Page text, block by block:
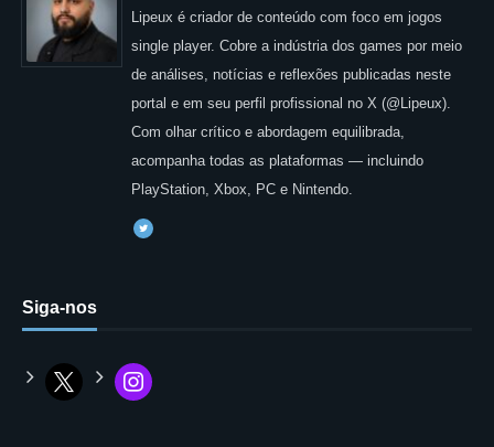
Lipeux é criador de conteúdo com foco em jogos
single player. Cobre a indústria dos games por meio
de análises, notícias e reflexões publicadas neste
portal e em seu perfil profissional no X (@Lipeux).
Com olhar crítico e abordagem equilibrada,
acompanha todas as plataformas — incluindo
PlayStation, Xbox, PC e Nintendo.
Siga-nos